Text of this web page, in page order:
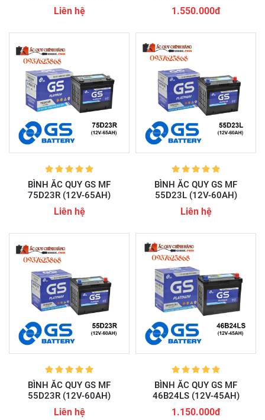
Liên hệ 1.550.000đ
BÌNH ẮC QUY GS MF
75D23R (12V-65AH)
Liên hệ
BÌNH ẮC QUY GS MF
55D23L (12V-60AH)
Liên hệ
BÌNH ẮC QUY GS MF
55D23R (12V-60AH)
Liên hệ
BÌNH ẮC QUY GS MF
46B24LS (12V-45AH)
1.150.000đ